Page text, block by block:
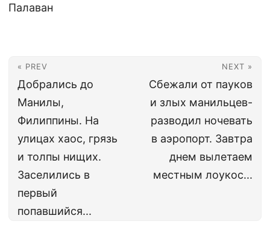
Палаван
« PREV
Добрались до
Манилы,
Филиппины. На
улицах хаос, грязь
и толпы нищих.
Заселились в
первый
попавшийся...
NEXT »
Сбежали от пауков
и злых манильцев-
разводил ночевать
в аэропорт. Завтра
днем вылетаем
местным лоукос...